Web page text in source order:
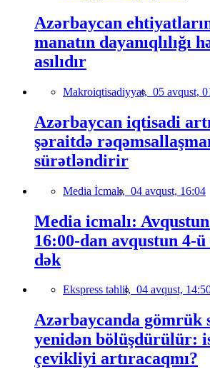
Azərbaycan
manatın dayanıqlılığı
asılıdır
Makroiqtisadiyyat, 05 avqust,
Azərbaycan iqtisadi
şəraitdə
sürətləndirir
Media İcmalı, 04 avqust, 16:04
Media icmalı:
16:00-dan avqustun 4-ü
dək
Ekspress təhlil, 04 avqust,
Azərbaycanda gömrük
yenidən bölüşdürülür:
çevikliyi artıracaqmı?